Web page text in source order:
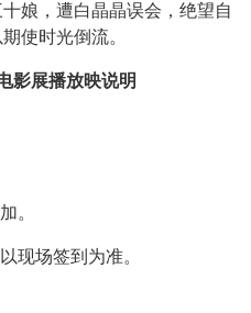
娘，遭白晶晶误会，绝望自
使时光倒流。
影展播放映说明
。
现场签到为准。